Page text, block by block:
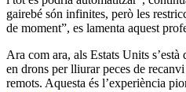
gairebé són infinites, però les
de moment”, es lamenta aquest
Ara com ara, als Estats Units
en drons per lliurar peces de
remots. Aquesta és l’experiència